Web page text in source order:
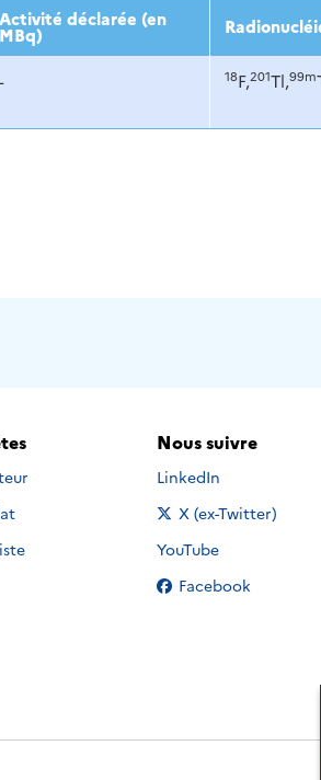
2019 2020
Activité déclarée (en
MBq)
- 18F,201Tl,99m
Nous suivre
Nous suivre sur
LinkedIn
Nous suivre sur
X (ex-Twitter)
Nous suivre sur
YouTube
Nous suivre sur
Facebook